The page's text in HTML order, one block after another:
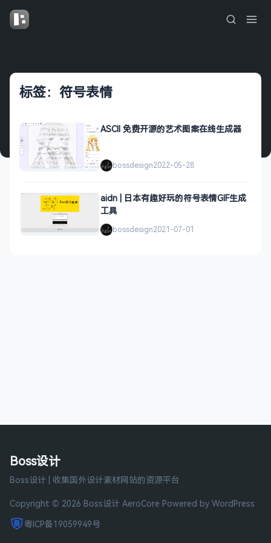
标签：符号表情
ASCII 免费开源的艺术图案在线生成器
bossdesign2022-05-28
aidn | 日本有趣好玩的符号表情GIF生成
工具
bossdesign2021-07-01
Boss设计
Boss设计 | 收集国外设计素材网站的资源平台
Copyright © 2026 Boss设计 AeroCore Powered by WordPress
粤ICP备19059949号